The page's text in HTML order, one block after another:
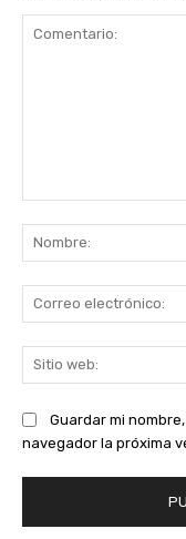
Guardar mi
navegador la próxima